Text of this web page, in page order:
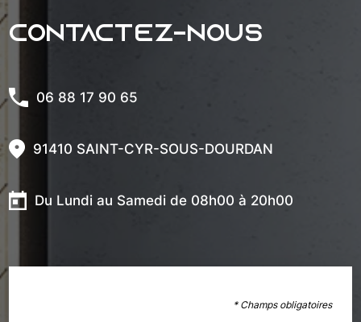
Contactez-nous
06 88 17 90 65
91410 SAINT-CYR-SOUS-DOURDAN
Du Lundi au Samedi de 08h00 à 20h00
* Champs obligatoires